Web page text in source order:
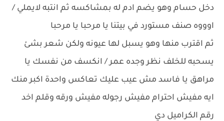
دخل حسام وهو يضم ادم له بمشاكسه ثم انتبه لايملي /
اوووه صنف مستورد في بيتنا يا مرحبا يا مرحبا
ثم اقترب منها وهو يسبل لها عيونه ولكن شعر بشئ
يسحبه للخلف نظر وجده عمر / انكسف من نفسك يا
مراهق يا فاسد مش عيب عليك تعاكس واحدة اكبر منك
ايه مفيش احترام مفيش رجوله مفيش ورقه وقلم اخد
رقم الكراميل دي